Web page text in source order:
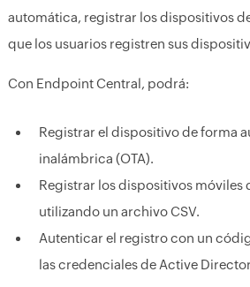
automática, registrar los dispositivos
que los usuarios registren sus
Con Endpoint Central, podrá:
Registrar el dispositivo de forma
inalámbrica (OTA).
Registrar los dispositivos móviles
utilizando un archivo CSV.
Autenticar el registro con un
las credenciales de Active